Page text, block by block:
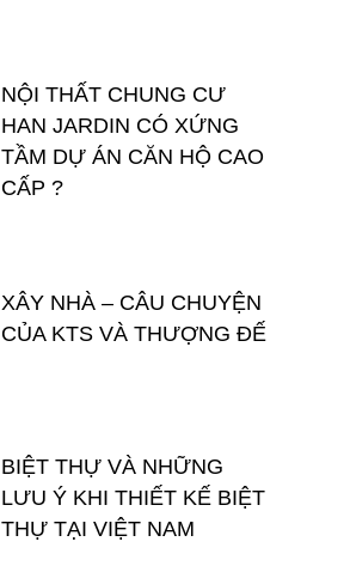
NỘI THẤT CHUNG CƯ
HAN JARDIN CÓ XỨNG
TẦM DỰ ÁN CĂN HỘ CAO
CẤP ?
XÂY NHÀ – CÂU CHUYỆN
CỦA KTS VÀ THƯỢNG ĐẾ
BIỆT THỰ VÀ NHỮNG
LƯU Ý KHI THIẾT KẾ BIỆT
THỰ TẠI VIỆT NAM